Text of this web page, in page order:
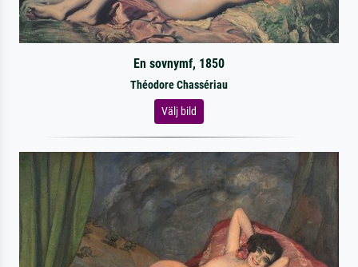
En sovnymf, 1850
Théodore Chassériau
Välj bild